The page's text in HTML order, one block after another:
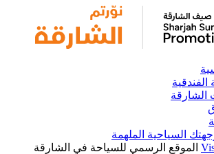
السياحية الملهمة
الموقع الرسمي للسياحة في الشارقة